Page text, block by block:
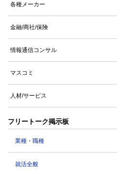
各種メーカー
金融/商社/保険
情報通信コンサル
マスコミ
人材/サービス
フリートーク掲示板
業種・職種
就活全般